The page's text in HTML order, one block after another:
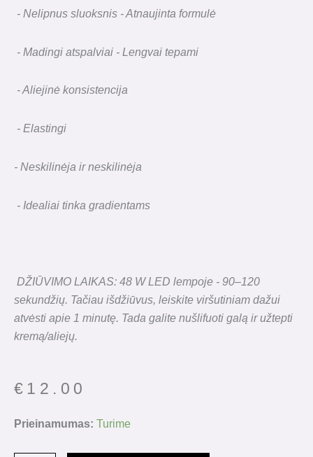
- Nelipnus sluoksnis - Atnaujinta formulė
- Madingi atspalviai - Lengvai tepami
- Aliejinė konsistencija
- Elastingi
- Neskilinėja ir neskilinėja
- Idealiai tinka gradientams
DŽIŪVIMO LAIKAS: 48 W LED lempoje - 90–120
sekundžių. Tačiau išdžiūvus, leiskite viršutiniam dažui
atvėsti apie 1 minutę. Tada galite nušlifuoti galą ir užtepti
kremą/aliejų.
€ 12.00
Prieinamumas: Turime
produkto